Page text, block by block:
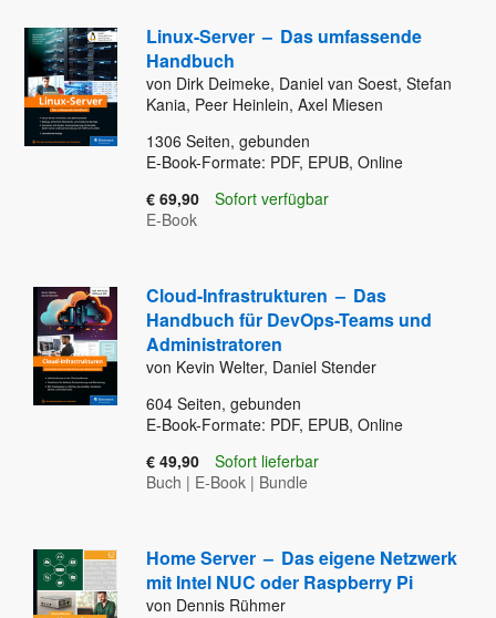
Linux-Server – Das umfassende
Handbuch
von Dirk Deimeke, Daniel van Soest, Stefan
Kania, Peer Heinlein, Axel Miesen
1306 Seiten, gebunden
E-Book-Formate: PDF, EPUB, Online
€ 69,90
Sofort verfügbar
E-Book
Cloud-Infrastrukturen – Das
Handbuch für DevOps-Teams und
Administratoren
von Kevin Welter, Daniel Stender
604 Seiten, gebunden
E-Book-Formate: PDF, EPUB, Online
€ 49,90
Sofort lieferbar
Buch | E-Book | Bundle
Home Server – Das eigene Netzwerk
mit Intel NUC oder Raspberry Pi
von Dennis Rühmer